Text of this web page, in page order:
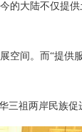
的大陆不仅提
空间。而“提供
三祖两岸民族促